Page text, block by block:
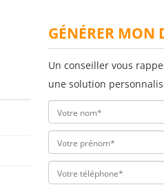
GÉNÉRER MON
Un conseiller vous
une solution